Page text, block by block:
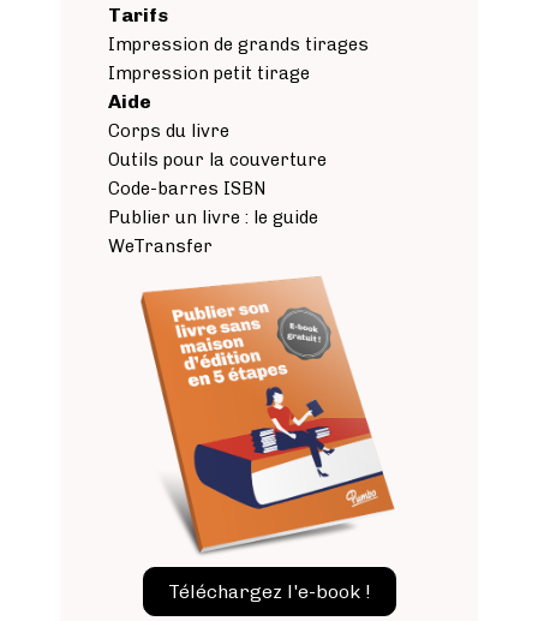
Tarifs
Impression de grands tirages
Impression petit tirage
Aide
Corps du livre
Outils pour la couverture
Code-barres ISBN
Publier un livre : le guide
WeTransfer
Téléchargez l'e-book !